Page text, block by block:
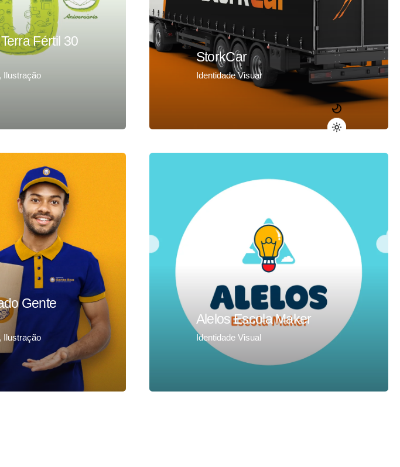
Fértil 30
Ilustração
StorkCar
Identidade Visual
Gente
Ilustração
Alelos Escola Maker
Identidade Visual